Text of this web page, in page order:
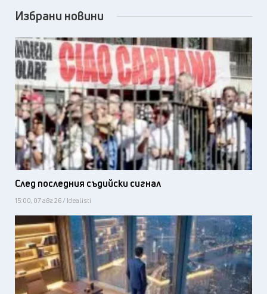
Избрани новини
След последния съдийски сигнал
15:00, 07 авг 26 / Idealisti